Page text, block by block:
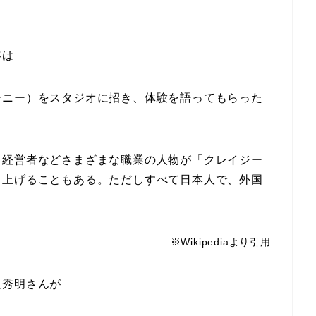
ー）をスタジオに招き、体験を語ってもらった
営者などさまざまな職業の人物が「クレイジー
げることもある。ただしすべて日本人で、外国
※Wikipediaより引用
明さんが